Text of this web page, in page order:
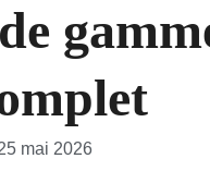
mai 2026